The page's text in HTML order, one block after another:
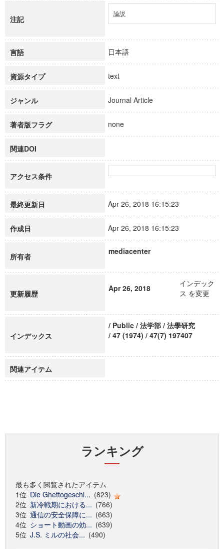
注記
論説
言語 日本語
資源タイプ text
ジャンル Journal Article
著者版フラグ none
関連DOI
アクセス条件
最終更新日 Apr 26, 2018 16:15:23
作成日 Apr 26, 2018 16:15:23
所有者
mediacenter
更新履歴
Apr 26, 2018
インデック
ス を変更
インデックス
/ Public / 法学部 / 法學研究
/ 47 (1974) / 47(7) 197407
関連アイテム
ランキング
最も多く閲覧されたアイテム
1位 Die Ghettogeschi... (823)
2位 新冷戦期における... (766)
3位 通信の安全保障に... (663)
4位 ショート動画の効... (639)
5位 J.S. ミルの社会... (490)